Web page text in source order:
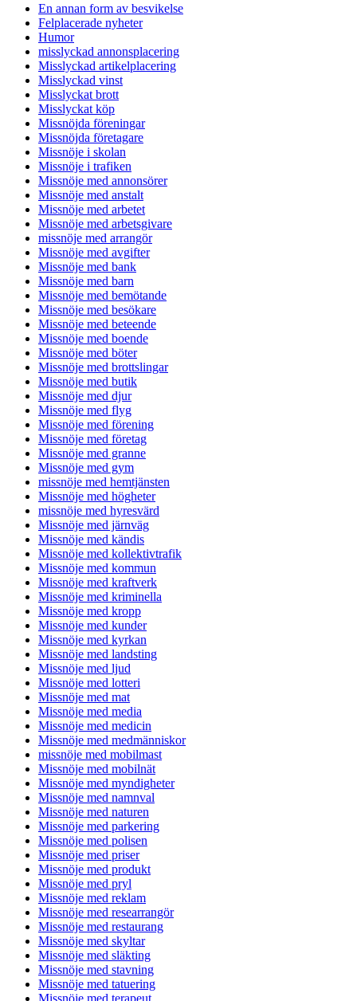
En annan form av besvikelse
Felplacerade nyheter
Humor
misslyckad annonsplacering
Misslyckad artikelplacering
Misslyckad vinst
Misslyckat brott
Misslyckat köp
Missnöjda föreningar
Missnöjda företagare
Missnöje i skolan
Missnöje i trafiken
Missnöje med annonsörer
Missnöje med anstalt
Missnöje med arbetet
Missnöje med arbetsgivare
missnöje med arrangör
Missnöje med avgifter
Missnöje med bank
Missnöje med barn
Missnöje med bemötande
Missnöje med besökare
Missnöje med beteende
Missnöje med boende
Missnöje med böter
Missnöje med brottslingar
Missnöje med butik
Missnöje med djur
Missnöje med flyg
Missnöje med förening
Missnöje med företag
Missnöje med granne
Missnöje med gym
missnöje med hemtjänsten
Missnöje med högheter
missnöje med hyresvärd
Missnöje med järnväg
Missnöje med kändis
Missnöje med kollektivtrafik
Missnöje med kommun
Missnöje med kraftverk
Missnöje med kriminella
Missnöje med kropp
Missnöje med kunder
Missnöje med kyrkan
Missnöje med landsting
Missnöje med ljud
Missnöje med lotteri
Missnöje med mat
Missnöje med media
Missnöje med medicin
Missnöje med medmänniskor
missnöje med mobilmast
Missnöje med mobilnät
Missnöje med myndigheter
Missnöje med namnval
Missnöje med naturen
Missnöje med parkering
Missnöje med polisen
Missnöje med priser
Missnöje med produkt
Missnöje med pryl
Missnöje med reklam
Missnöje med researrangör
Missnöje med restaurang
Missnöje med skyltar
Missnöje med släkting
Missnöje med stavning
Missnöje med tatuering
Missnöje med terapeut